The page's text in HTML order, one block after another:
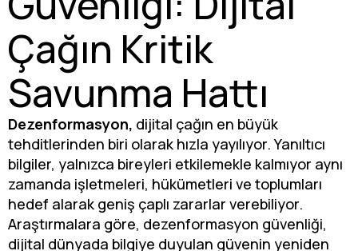
Çağın Kritik
Savunma Hattı
Dezenformasyon, dijital çağın en büyük
tehditlerinden biri olarak hızla yayılıyor. Yanıltıcı
bilgiler, yalnızca bireyleri etkilemekle kalmıyor aynı
zamanda işletmeleri, hükümetleri ve toplumları
hedef alarak geniş çaplı zararlar verebiliyor.
Araştırmalara göre, dezenformasyon güvenliği,
dijital dünyada bilgiye duyulan güvenin yeniden